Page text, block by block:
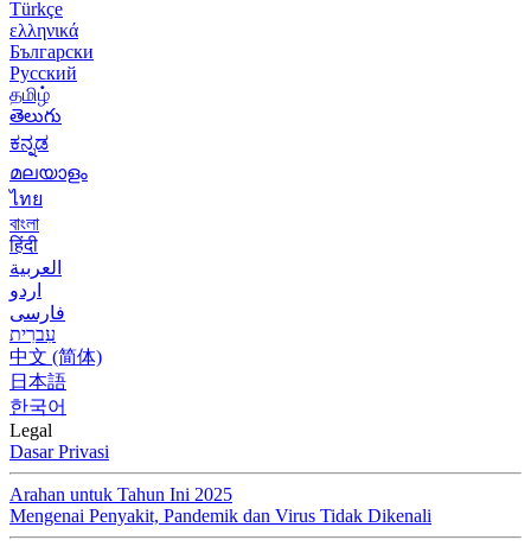
Türkçe
ελληνικά
Български
Русский
தமிழ்
తెలుగు
ಕನ್ನಡ
മലയാളം
ไทย
বাংলা
हिंदी
العربية
اردو
فارسی
עִברִית
中文 (简体)
日本語
한국어
Legal
Dasar Privasi
Arahan untuk Tahun Ini 2025
Mengenai Penyakit, Pandemik dan Virus Tidak Dikenali